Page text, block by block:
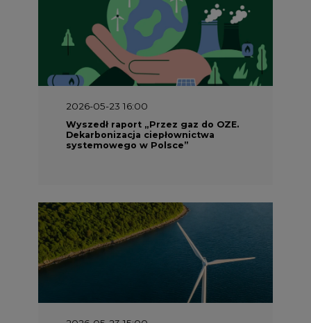
2026-05-23 16:00
Wyszedł raport „Przez gaz do OZE.
Dekarbonizacja ciepłownictwa
systemowego w Polsce”
Koszty transformacji energetyki w
Polsce do 2040 roku – sprawdzamy
wnioski ekspertów